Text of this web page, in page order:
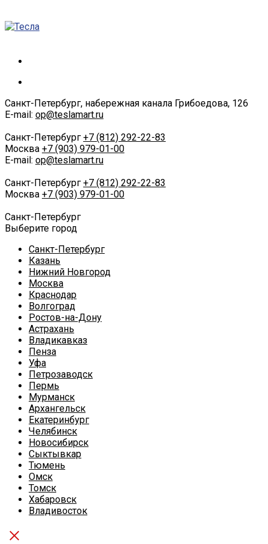
Санкт-Петербург, набережная канала Грибоедова, 126
E-mail: op@teslamart.ru
Санкт-Петербург +7 (812) 292-22-83
Москва +7 (903) 979-01-00
E-mail: op@teslamart.ru
Санкт-Петербург +7 (812) 292-22-83
Москва +7 (903) 979-01-00
Санкт-Петербург
Выберите город
Санкт-Петербург
Казань
Нижний Новгород
Москва
Краснодар
Волгоград
Ростов-на-Дону
Астрахань
Владикавказ
Пенза
Уфа
Петрозаводск
Пермь
Мурманск
Архангельск
Екатеринбург
Челябинск
Новосибирск
Сыктывкар
Тюмень
Омск
Томск
Хабаровск
Владивосток